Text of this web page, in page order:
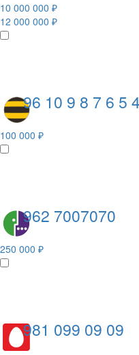
10 000 000 ₽
12 000 000 ₽
96 10 9 8 7 6 5 4
100 000 ₽
962 7007070
250 000 ₽
981 099 09 09